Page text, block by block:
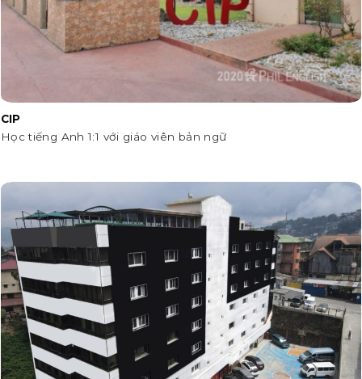
CIP
Học tiếng Anh 1:1 với giáo viên bản ngữ